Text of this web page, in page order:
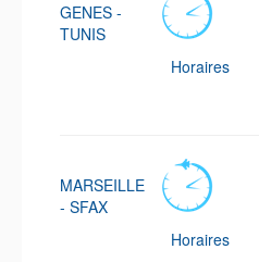
GENES -
TUNIS
Horaires
MARSEILLE
- SFAX
Horaires